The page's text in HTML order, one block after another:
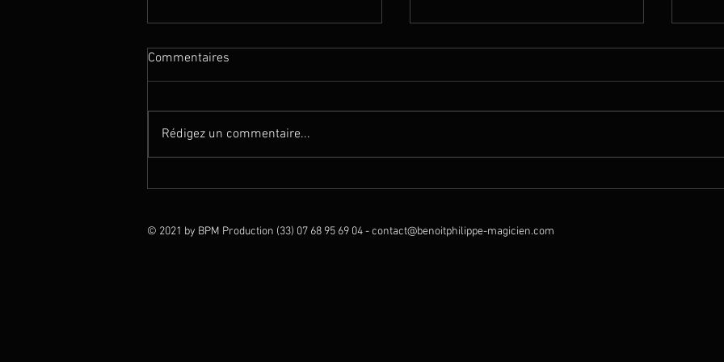
Commentaires
Rédigez un commentaire...
© 2021 by BPM Production (33) 07 68 95 69 04 -contact@benoitphilippe-magicien.com